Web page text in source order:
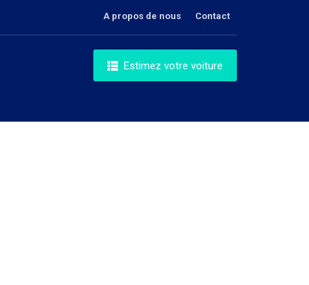
A propos de nous Contact
Estimez votre voiture